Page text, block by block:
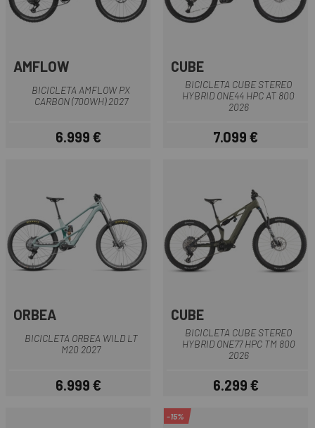
AMFLOW
BICICLETA AMFLOW PX
CARBON (700WH) 2027
Preu
6.999 €
CUBE
BICICLETA CUBE STEREO
HYBRID ONE44 HPC AT 800
2026
Preu
7.099 €
ORBEA
BICICLETA ORBEA WILD LT
M20 2027
Preu
6.999 €
CUBE
BICICLETA CUBE STEREO
HYBRID ONE77 HPC TM 800
2026
Preu
6.299 €
-15%